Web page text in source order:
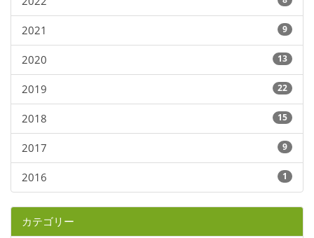
2021 9
2020 13
2019 22
2018 15
2017 9
2016 1
カテゴリー